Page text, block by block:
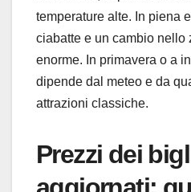
temperature alte. In piena
ciabatte e un cambio nello
enorme. In primavera o a
dipende dal meteo e da
attrazioni classiche.
Prezzi dei